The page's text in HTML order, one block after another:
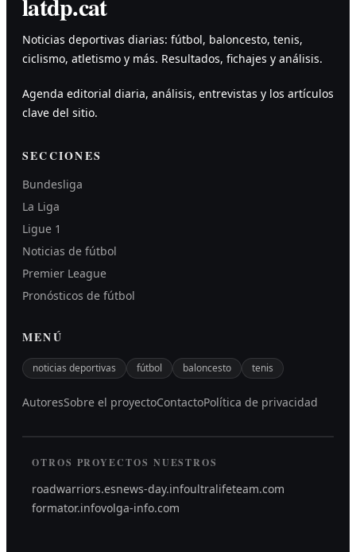
Noticias deportivas diarias: fútbol, baloncesto, tenis,
ciclismo, atletismo y más. Resultados, fichajes y análisis.
Agenda editorial diaria, análisis, entrevistas y los artículos
clave del sitio.
SECCIONES
Bundesliga
La Liga
Ligue 1
Noticias de fútbol
Premier League
Pronósticos de fútbol
MENÚ
noticias deportivas fútbol baloncesto tenis
AutoresSobre el proyectoContactoPolítica de privacidad
OTROS PROYECTOS NUESTROS
roadwarriors.esnews-day.infoultralifeteam.com
formator.infovolga-info.com